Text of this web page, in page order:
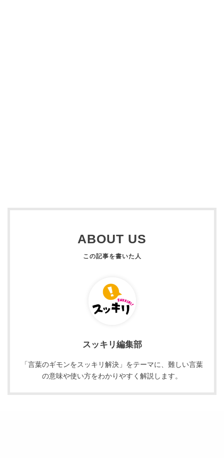
ABOUT US
スッキリ編集部
「言葉のギモンをスッキリ解決」をテーマに、難しい言葉
の意味や使い方をわかりやすく解説します。